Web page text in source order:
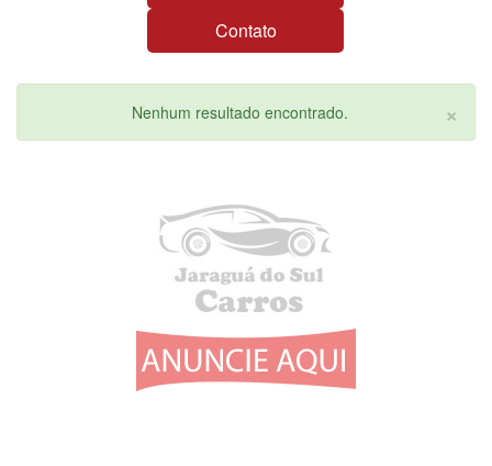
Contato
×
Nenhum resultado encontrado.